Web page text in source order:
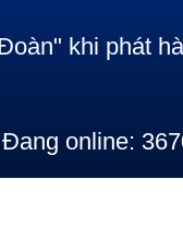
khi phát
online: